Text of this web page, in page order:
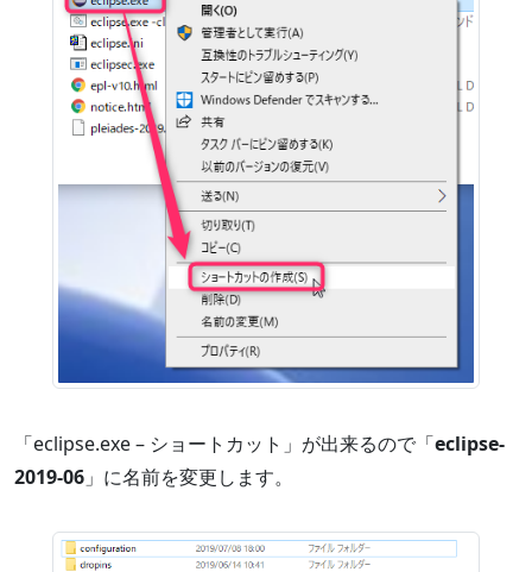
「eclipse.exe – ショートカット」が出来るので「eclipse-
2019-06 」に名前を変更します。